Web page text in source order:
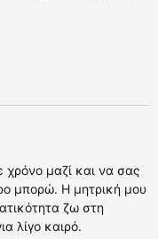
μαζί και να σας
μπορώ. Η μητρική μου
ζω στη
λίγο καιρό.